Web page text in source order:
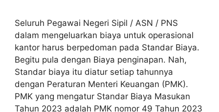
Seluruh Pegawai Negeri Sipil / ASN / PNS
dalam mengeluarkan biaya untuk operasional
kantor harus berpedoman pada Standar Biaya.
Begitu pula dengan Biaya penginapan. Nah,
Standar biaya itu diatur setiap tahunnya
dengan Peraturan Menteri Keuangan (PMK).
PMK yang mengatur Standar Biaya Masukan
Tahun 2023 adalah PMK nomor 49 Tahun 2023